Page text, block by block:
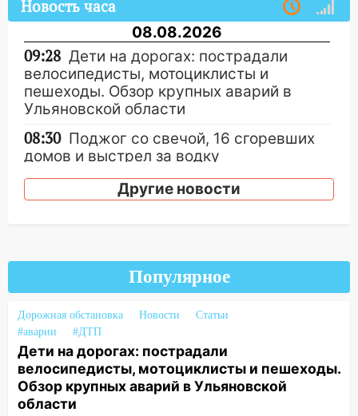
Новость часа
08.08.2026
09:28 Дети на дорогах: пострадали
велосипедисты, мотоциклисты и
пешеходы. Обзор крупных аварий в
Ульяновской области
08:30 Поджог со свечой, 16 сгоревших
домов и выстрел за водку
07:50
Какая погоды будет днем 8
августа
утра 10 августа
05:18 Судьба готовит сюрприз: гороскоп
на 8 августа — кому повезет с
деньгами, а кого ждет неожиданная
встреча
04:47 В Ульяновской области объявили
ракетную опасность: звучат сирены
Другие новости
Популярное
Дорожная обстановка Новости
Статьи
#аварии
#ДТП
Дети на дорогах: пострадали
велосипедисты, мотоциклисты и пешеходы.
Обзор крупных аварий в Ульяновской
области